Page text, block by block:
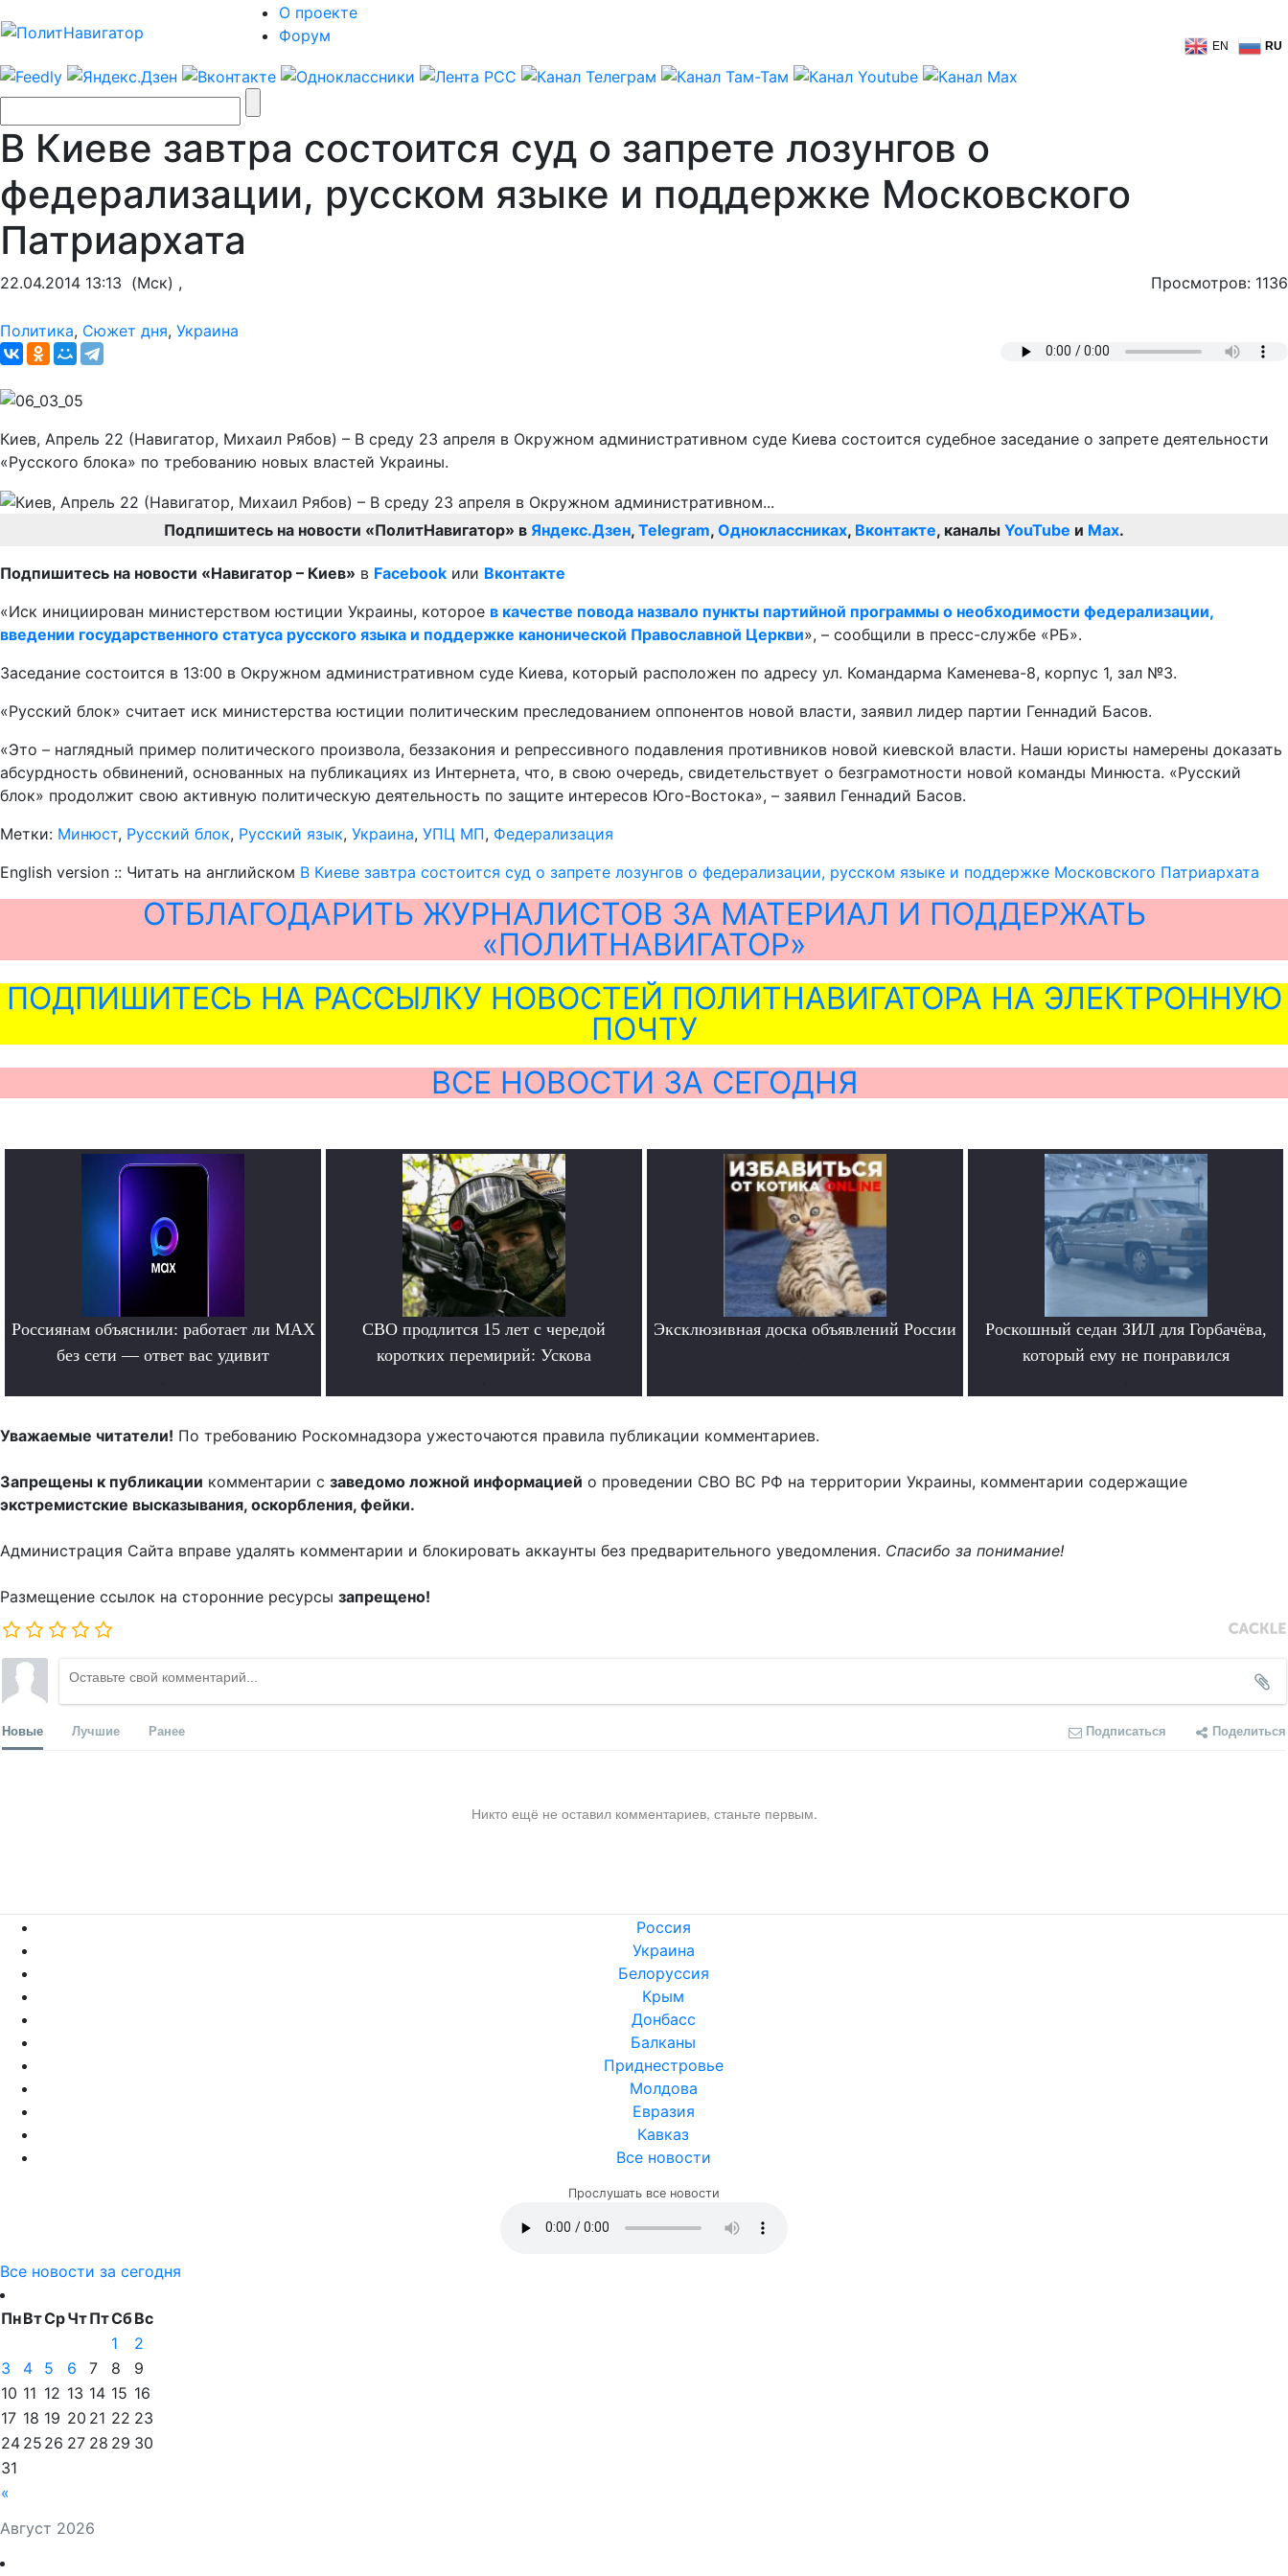
О проекте
Форум
EN RU
В Киеве завтра состоится суд о запрете лозунгов о
федерализации, русском языке и поддержке Московского
Патриархата
22.04.2014 13:13 (Мск) , Просмотров: 1136
Политика, Сюжет дня, Украина
Киев, Апрель 22 (Навигатор, Михаил Рябов) – В среду 23 апреля в Окружном административном суде Киева состоится судебное заседание о запрете деятельности
«Русского блока» по требованию новых властей Украины.
Подпишитесь на новости «ПолитНавигатор» в Яндекс.Дзен, Telegram, Одноклассниках, Вконтакте, каналы YouTube и Max.
Подпишитесь на новости «Навигатор – Киев» в Facebook или Вконтакте
«Иск инициирован министерством юстиции Украины, которое в качестве повода назвало пункты партийной программы о необходимости федерализации,
введении государственного статуса русского языка и поддержке канонической Православной Церкви», – сообщили в пресс-службе «РБ».
Заседание состоится в 13:00 в Окружном административном суде Киева, который расположен по адресу ул. Командарма Каменева-8, корпус 1, зал №3.
«Русский блок» считает иск министерства юстиции политическим преследованием оппонентов новой власти, заявил лидер партии Геннадий Басов.
«Это – наглядный пример политического произвола, беззакония и репрессивного подавления противников новой киевской власти. Наши юристы намерены доказать
абсурдность обвинений, основанных на публикациях из Интернета, что, в свою очередь, свидетельствует о безграмотности новой команды Минюста. «Русский
блок» продолжит свою активную политическую деятельность по защите интересов Юго-Востока», – заявил Геннадий Басов.
Метки: Минюст, Русский блок, Русский язык, Украина, УПЦ МП, Федерализация
English version :: Читать на английском В Киеве завтра состоится суд о запрете лозунгов о федерализации, русском языке и поддержке Московского Патриархата
ОТБЛАГОДАРИТЬ ЖУРНАЛИСТОВ ЗА МАТЕРИАЛ И ПОДДЕРЖАТЬ
«ПОЛИТНАВИГАТОР»
ПОДПИШИТЕСЬ НА РАССЫЛКУ НОВОСТЕЙ ПОЛИТНАВИГАТОРА НА ЭЛЕКТРОННУЮ
ПОЧТУ
ВСЕ НОВОСТИ ЗА СЕГОДНЯ
Россиянам объяснили: работает ли MAX
без сети — ответ вас удивит
СВО продлится 15 лет с чередой
коротких перемирий: Ускова
Эксклюзивная доска объявлений России
Роскошный седан ЗИЛ для Горбачёва,
который ему не понравился
Уважаемые читатели! По требованию Роскомнадзора ужесточаются правила публикации комментариев.
Запрещены к публикации комментарии с заведомо ложной информацией о проведении СВО ВС РФ на территории Украины, комментарии содержащие
экстремистские высказывания, оскорбления, фейки.
Администрация Сайта вправе удалять комментарии и блокировать аккаунты без предварительного уведомления. Спасибо за понимание!
Размещение ссылок на сторонние ресурсы запрещено!
Новые Лучшие Ранее Подписаться Поделиться
Никто ещё не оставил комментариев, станьте первым.
Россия
Украина
Белоруссия
Крым
Донбасс
Балканы
Приднестровье
Молдова
Евразия
Кавказ
Все новости
Прослушать все новости
Все новости за сегодня
Август 2026
ПнВтСрЧтПтСбВс
«
1
2
3
4 5 6 7 8
9
10 11 12 13 14 15 16
17 18 19 20 21 22 23
24 25 26 27 28 29 30
31